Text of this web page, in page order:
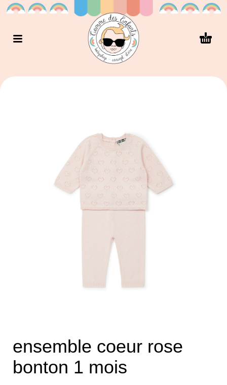
ensemble coeur rose
bonton 1 mois